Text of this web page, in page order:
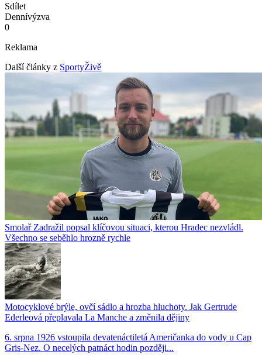
Sdílet
Dennívýzva
0
Reklama
Další články z SportyŽivě
Smolař Zadražil popsal klíčovou situaci, kterou Hradec nezvládl.
Všechno se seběhlo hrozně rychle
Motocyklové brýle, ovčí sádlo a hrozba hluchoty. Jak Gertrude
Ederleová přeplavala La Manche a změnila dějiny
6. srpna 1926 vstoupila devatenáctiletá Američanka do vody u Cap
Gris-Nez. O necelých patnáct hodin později...